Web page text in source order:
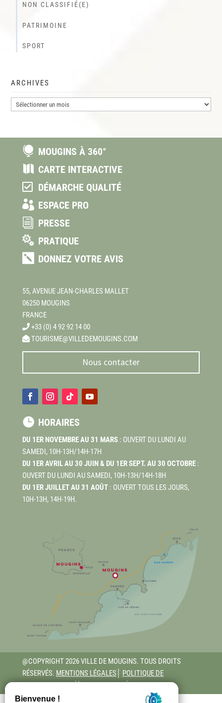
NON CLASSIFIÉ(E)
PATRIMOINE
SPORT
ARCHIVES
Archives
 MOUGINS À 360°
 CARTE INTERACTIVE
 DÉMARCHE QUALITÉ
 ESPACE PRO
i PRESSE
 PRATIQUE
 DONNEZ VOTRE AVIS
55, AVENUE JEAN-CHARLES MALLET
06250 MOUGINS
FRANCE
+33 (0) 4 92 92 14 00
TOURISME@VILLEDEMOUGINS.COM
Nous contacter
 HORAIRES
DU 1ER NOVEMBRE AU 31 MARS: OUVERT DU LUNDI AU
SAMEDI, 10H-13H/14H-17H
DU 1ER AVRIL AU 30 JUIN & DU 1ER SEPT. AU 30 OCTOBRE:
OUVERT DU LUNDI AU SAMEDI, 10H-13H/14H-18H
DU 1ER JUILLET AU 31 AOÛT: OUVERT TOUS LES JOURS,
10H-13H, 14H-19H.
@COPYRIGHT 2026 VILLE DE MOUGINS. TOUS DROITS
RÉSERVÉS. MENTIONS LÉGALES
POLITIQUE DE